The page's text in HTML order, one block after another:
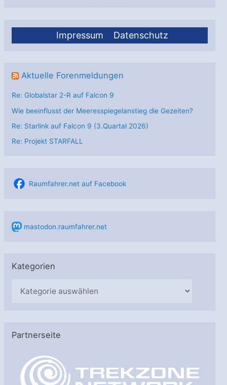
Impressum Datenschutz
Aktuelle Forenmeldungen
Re: Globalstar 2-R auf Falcon 9
Wie beeinflusst der Meeresspiegelanstieg die Gezeiten?
Re: Starlink auf Falcon 9 (3.Quartal 2026)
Re: Projekt STARFALL
Raumfahrer.net auf Facebook
mastodon.raumfahrer.net
Kategorien
g
Partnerseite